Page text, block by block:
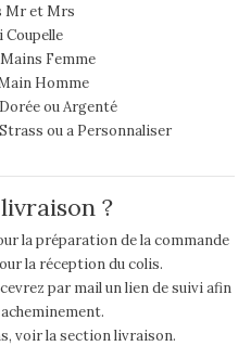
Mr et Mrs
Coupelle
Femme
Homme
ou Argenté
ou a Personnaliser
?
la préparation de la commande
la réception du colis.
par mail un lien de suivi afin
voir la section livraison.